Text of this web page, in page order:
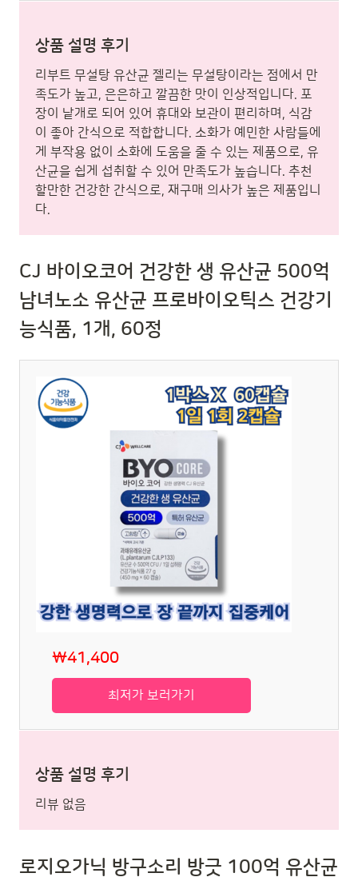
상품 설명 후기
리부트 무설탕 유산균 젤리는 무설탕이라는 점에서 만
족도가 높고, 은은하고 깔끔한 맛이 인상적입니다. 포
장이 낱개로 되어 있어 휴대와 보관이 편리하며, 식감
이 좋아 간식으로 적합합니다. 소화가 예민한 사람들에
게 부작용 없이 소화에 도움을 줄 수 있는 제품으로, 유
산균을 쉽게 섭취할 수 있어 만족도가 높습니다. 추천
할만한 건강한 간식으로, 재구매 의사가 높은 제품입니
다.
CJ 바이오코어 건강한 생 유산균 500억
남녀노소 유산균 프로바이오틱스 건강기
능식품, 1개, 60정
₩41,400
최저가 보러가기
상품 설명 후기
리뷰 없음
로지오가닉 방구소리 방긋 100억 유산균